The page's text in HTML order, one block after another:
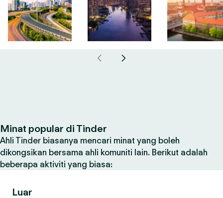
Minat popular di Tinder
Ahli Tinder biasanya mencari minat yang boleh
dikongsikan bersama ahli komuniti lain. Berikut adalah
beberapa aktiviti yang biasa:
Luar